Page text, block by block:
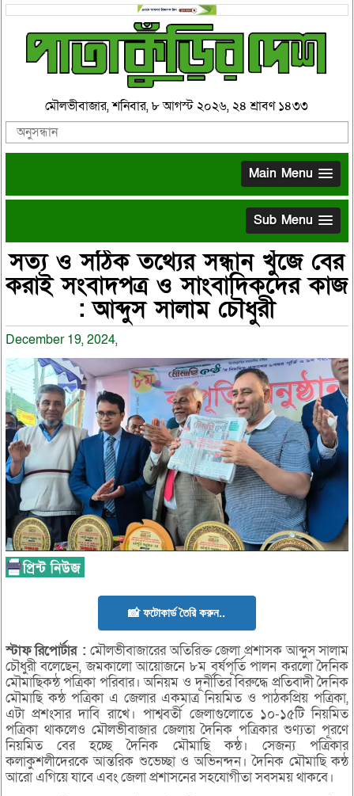
মৌলভীবাজার, শনিবার, ৮ আগস্ট ২০২৬, ২৪ শ্রাবণ ১৪৩৩
Main Menu
Sub Menu
সত্য ও সঠিক তথ্যের সন্ধান খুঁজে বের
করাই সংবাদপত্র ও সাংবাদিকদের কাজ
: আব্দুস সালাম চৌধুরী
December 19, 2024,
📸 ফটোকার্ড তৈরি করুন..
স্টাফ রিপোর্টার: মৌলভীবাজারের অতিরিক্ত জেলা প্রশাসক আব্দুস সালাম
চৌধুরী বলেছেন, জমকালো আয়োজনে ৮ম বর্ষপূর্তি পালন করলো দৈনিক
মৌমাছিকন্ঠ পত্রিকা পরিবার। অনিয়ম ও দূর্নীতির বিরুদ্ধে প্রতিবাদী দৈনিক
মৌমাছি কন্ঠ পত্রিকা এ জেলার একমাত্র নিয়মিত ও পাঠকপ্রিয় পত্রিকা,
এটা প্রশংসার দাবি রাখে। পাশ্ববর্তী জেলাগুলোতে ১০-১৫টি নিয়মিত
পত্রিকা থাকলেও মৌলভীবাজার জেলায় দৈনিক পত্রিকার শুণ্যতা পূরণে
নিয়মিত বের হচ্ছে দৈনিক মৌমাছি কন্ঠ। সেজন্য পত্রিকার
কলাকুশলীদেরকে আন্তরিক শুভেচ্ছা ও অভিনন্দন। দৈনিক মৌমাছি কন্ঠ
আরো এগিয়ে যাবে এবং জেলা প্রশাসনের সহযোগীতা সবসময় থাকবে।